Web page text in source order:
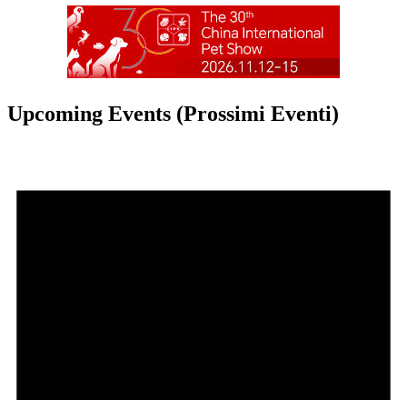
Upcoming Events (Prossimi Eventi)